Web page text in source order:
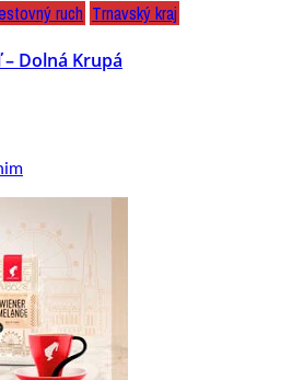
ruch Trnavský kraj
Dolná Krupá